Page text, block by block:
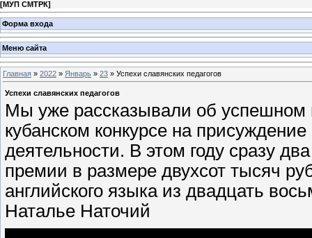
[МУП СМТРК]
Форма входа
Меню сайта
Главная » 2022 » Январь » 23 » Успехи славянских педагогов
Успехи славянских педагогов
Мы уже рассказывали об успешном
кубанском конкурсе на
деятельности. В этом году сразу
премии в размере двухсот тысяч
английского языка из двадцать
Наталье Наточий